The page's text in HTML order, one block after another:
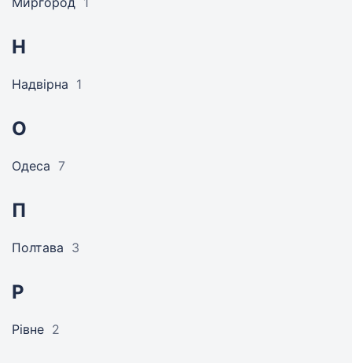
Н
Надвірна 1
О
Одеса 7
П
Полтава 3
Р
Рівне 2